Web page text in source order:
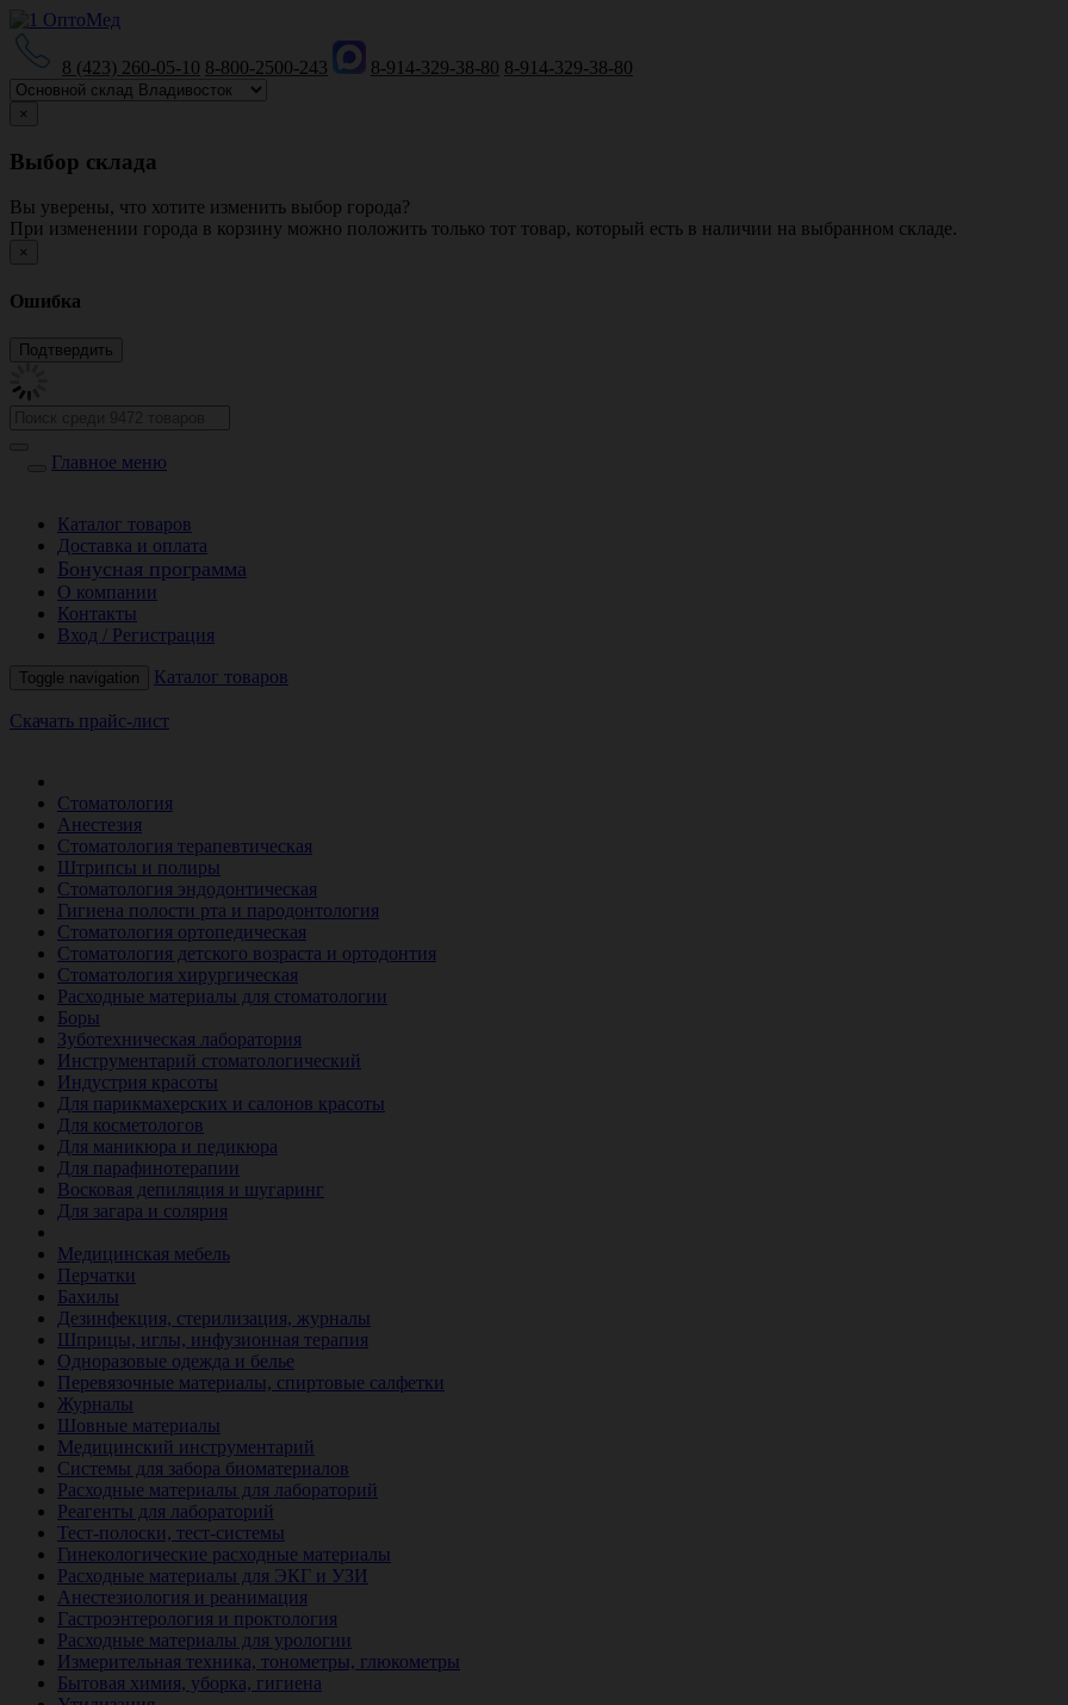
8 (423) 260-05-10 8-800-2500-243 8-914-329-38-80 8-914-329-38-80
×
Выбор склада
Вы уверены, что хотите изменить выбор города?
При изменении города в корзину можно положить только тот товар, который есть в наличии на выбранном складе.
×
Ошибка
Главное меню
Каталог товаров
Доставка и оплата
Бонусная программа
О компании
Контакты
Вход / Регистрация
Toggle navigation Каталог товаров
Скачать прайс-лист
Стоматология
Анестезия
Стоматология терапевтическая
Штрипсы и полиры
Стоматология эндодонтическая
Гигиена полости рта и пародонтология
Стоматология ортопедическая
Стоматология детского возраста и ортодонтия
Стоматология хирургическая
Расходные материалы для стоматологии
Боры
Зуботехническая лаборатория
Инструментарий стоматологический
Индустрия красоты
Для парикмахерских и салонов красоты
Для косметологов
Для маникюра и педикюра
Для парафинотерапии
Восковая депиляция и шугаринг
Для загара и солярия
Медицинская мебель
Перчатки
Бахилы
Дезинфекция, стерилизация, журналы
Шприцы, иглы, инфузионная терапия
Одноразовые одежда и белье
Перевязочные материалы, спиртовые салфетки
Журналы
Шовные материалы
Медицинский инструментарий
Системы для забора биоматериалов
Расходные материалы для лабораторий
Реагенты для лабораторий
Тест-полоски, тест-системы
Гинекологические расходные материалы
Расходные материалы для ЭКГ и УЗИ
Анестезиология и реанимация
Гастроэнтерология и проктология
Расходные материалы для урологии
Измерительная техника, тонометры, глюкометры
Бытовая химия, уборка, гигиена